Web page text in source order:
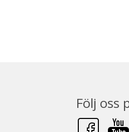
Följ oss